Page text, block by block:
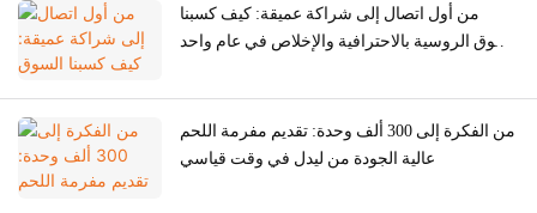
من أول اتصال إلى شراكة عميقة: كيف كسبنا
السوق الروسية بالاحترافية والإخلاص في عام واحد
من الفكرة إلى 300 ألف وحدة: تقديم مفرمة اللحم
عالية الجودة من ليدل في وقت قياسي